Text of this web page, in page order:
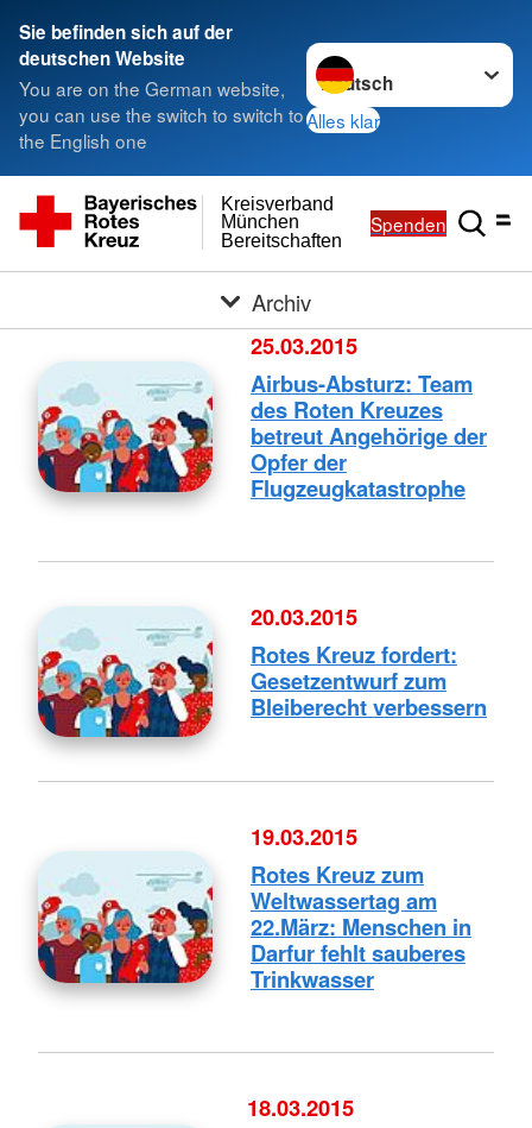
Sie befinden sich auf der
deutschen Website
You are on the German website,
you can use the switch to switch to
the English one
Sprache wechseln zu
Alles klar
Bereitschaften
München
Kreisverband
Spenden
Archiv
25.03.2015
Airbus-Absturz: Team
des Roten Kreuzes
betreut Angehörige der
Opfer der
Flugzeugkatastrophe
20.03.2015
Rotes Kreuz fordert:
Gesetzentwurf zum
Bleiberecht verbessern
19.03.2015
Rotes Kreuz zum
Weltwassertag am
22.März: Menschen in
Darfur fehlt sauberes
Trinkwasser
18.03.2015